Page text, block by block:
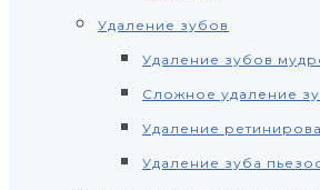
Удаление зубов
Удаление зубов
Сложное удаление
Удаление
Удаление зуба